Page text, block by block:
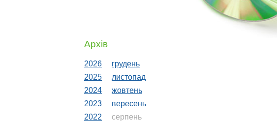
Архів
2026
2025
2024
2023
2022
грудень
листопад
жовтень
вересень
серпень